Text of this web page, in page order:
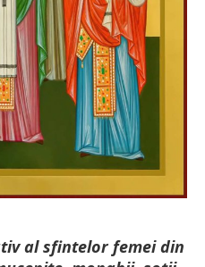
al sfintelor femei din